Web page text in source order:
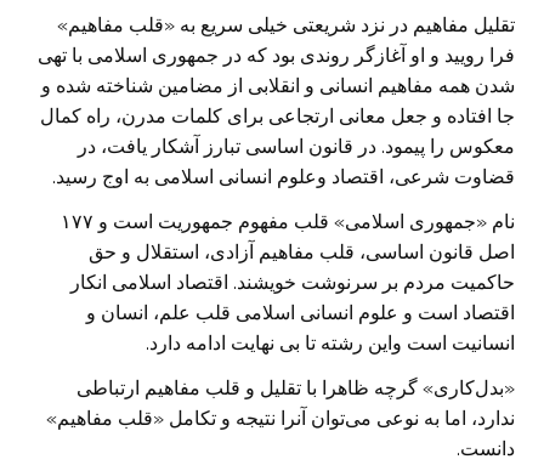
تقلیل مفاهیم در نزد شریعتی خیلی سریع به «قلب مفاهیم»
فرا رویید و او آغازگر روندی بود که در جمهوری اسلامی با تهی
شدن همه مفاهیم انسانی و انقلابی از مضامین شناخته شده و
جا افتاده و جعل معانی ارتجاعی برای کلمات مدرن، راه کمال
معکوس را پیمود. در قانون اساسی تبارز آشکار یافت، در
قضاوت شرعی، اقتصاد وعلوم انسانی اسلامی به اوج رسید.
نام «جمهوری اسلامی» قلب مفهوم جمهوریت است و ۱۷۷
اصل قانون اساسی، قلب مفاهیم آزادی، استقلال و حق
حاکمیت مردم بر سرنوشت خویشند. اقتصاد اسلامی انکار
اقتصاد است و علوم انسانی اسلامی قلب علم، انسان و
انسانیت است واین رشته تا بی نهایت ادامه دارد.
«بدل‌کاری» گرچه ظاهرا با تقلیل و قلب مفاهیم ارتباطی
ندارد، اما به نوعی می‌توان آنرا نتیجه و تکامل «قلب مفاهیم»
دانست.